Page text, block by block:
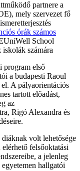
partnere a
mely szervezet fő
órák számos
School
iskolák számára
program első
a budapesti Raoul
A pályaorientációs
tartott előadást,
az
Rigó Alexandra és
volt lehetősége
felsőoktatási
a jelenleg
hallgatói